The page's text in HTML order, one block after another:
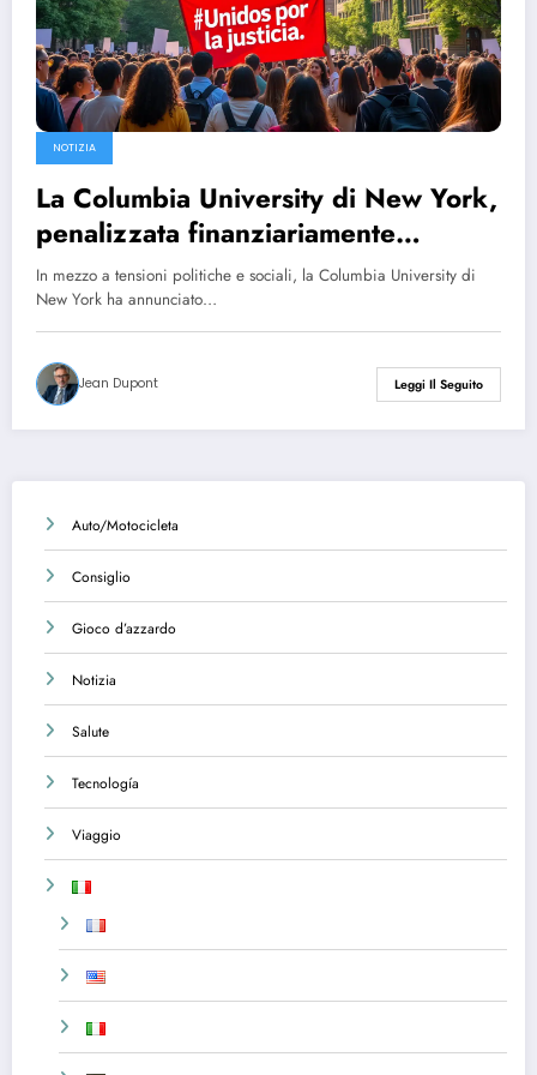
NOTIZIA
La Columbia University di New York,
penalizzata finanziariamente
dall’amministrazione Trump, svela le
sue nuove riforme
In mezzo a tensioni politiche e sociali, la Columbia University di
New York ha annunciato…
Jean Dupont Leggi Il Seguito
Auto/Motocicleta
Consiglio
Gioco d’azzardo
Notizia
Salute
Tecnología
Viaggio